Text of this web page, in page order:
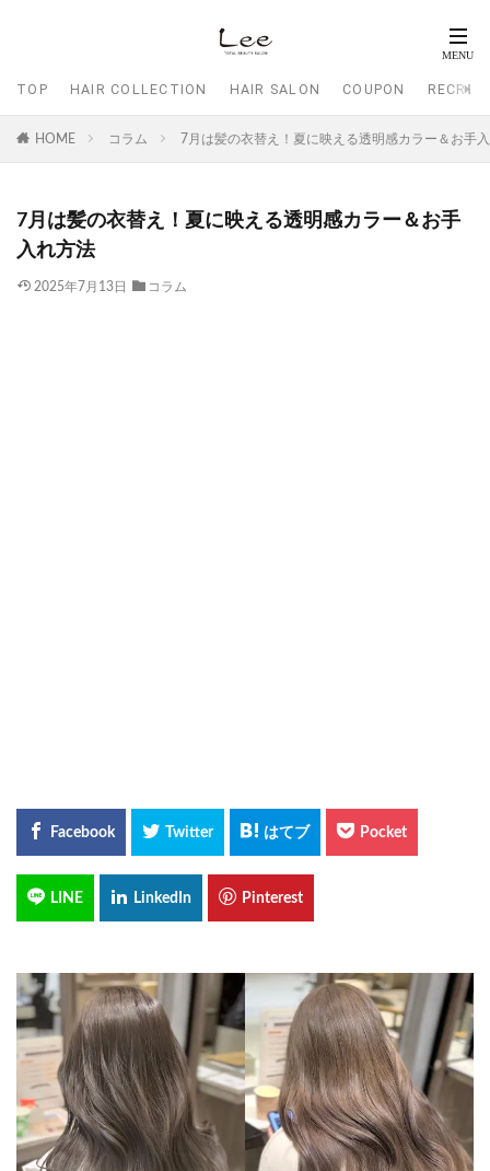
TOP HAIR COLLECTION HAIR SALON COUPON
HOME コラム 7月は髪の衣替え！夏に映える透明感カラー＆お手
7月は髪の衣替え！夏に映える透明感カラー＆お手
入れ方法
2025年7月13日 コラム